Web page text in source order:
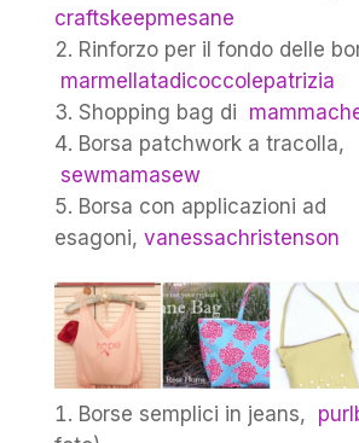
craftskeepmesane
Rinforzo per il fondo delle
marmellatadicoccolepatrizia
Shopping bag di
Borsa patchwork a tracolla,
sewmamasew
Borsa con applicazioni ad
esagoni, vanessachristenson
Borse semplici in jeans,